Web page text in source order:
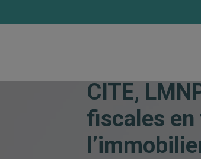
CITE,
fiscales